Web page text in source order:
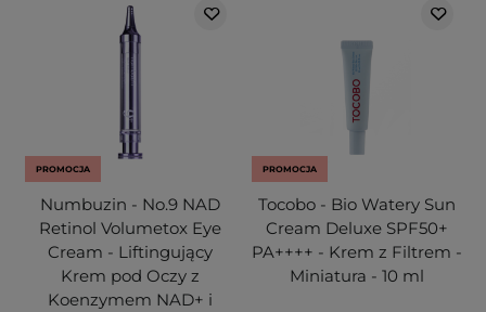
PROMOCJA
Numbuzin - No.9 NAD
Retinol Volumetox Eye
Cream - Liftingujący
Krem pod Oczy z
Koenzymem NAD+ i
PROMOCJA
Tocobo - Bio Watery Sun
Cream Deluxe SPF50+
PA++++ - Krem z Filtrem -
Miniatura - 10 ml